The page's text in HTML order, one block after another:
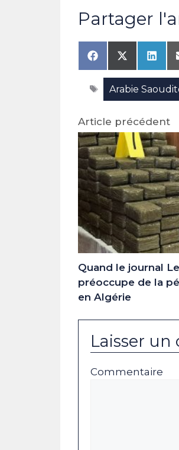
Partager
Share
on
Facebook
Share
on
X
(Twitter)
on
Étiquettes
Arabie
Article précédent
Quand le journal
préoccupe de la
en Algérie
Laisser
Commentaire